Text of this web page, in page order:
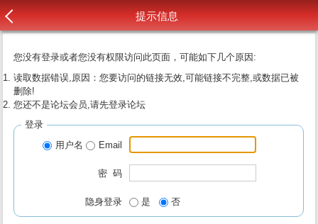
提示信息
您没有登录或者您没有权限访问此页面，可能如下几个原因:
读取数据错误,原因：您要访问的链接无效,可能链接不完整,或数据已被
删除!
您还不是论坛会员,请先登录论坛
登录
用户名
Email
密 码
隐身登录 是 否